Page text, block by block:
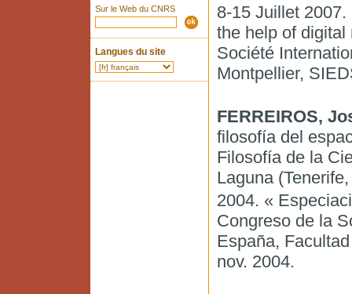
Sur le Web du CNRS
Langues du site
8-15 Juillet
the help of digital
Société
Montpellier,
FERREIROS,
filosofía del
Filosofía de la
Laguna
2004. «
Congreso de la
España,
nov. 2004.